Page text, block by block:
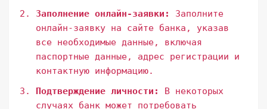
Заполнение онлайн-заявки:
Заполните
онлайн-заявку на сайте банка, указав
все необходимые данные, включая
паспортные данные, адрес регистрации и
контактную информацию.
Подтверждение личности:
В некоторых
случаях банк может потребовать